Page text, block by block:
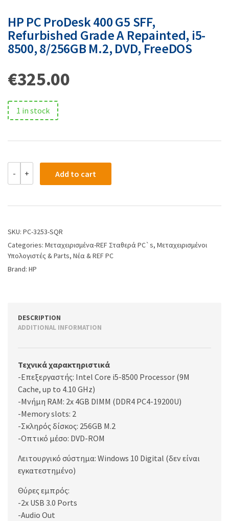
HP PC ProDesk 400 G5 SFF,
Refurbished Grade A Repainted, i5-
8500, 8/256GB M.2, DVD, FreeDOS
€325.00
1 in stock
- + Add to cart
SKU: PC-3253-SQR
Categories: Μεταχειρισμένα-REF Σταθερά PC`s, Μεταχειρισμένοι
Υπολογιστές & Parts, Νέα & REF PC
Brand: HP
DESCRIPTION
ADDITIONAL INFORMATION
Τεχνικά χαρακτηριστικά
-Επεξεργαστής: Intel Core i5-8500 Processor (9M
Cache, up to 4.10 GHz)
-Μνήμη RAM: 2x 4GB DIMM (DDR4 PC4-19200U)
-Memory slots: 2
-Σκληρός δίσκος: 256GB M.2
-Οπτικό μέσο: DVD-ROM
Λειτουργικό σύστημα: Windows 10 Digital (δεν είναι
εγκατεστημένο)
Θύρες εμπρός:
-2x USB 3.0 Ports
-Audio Out